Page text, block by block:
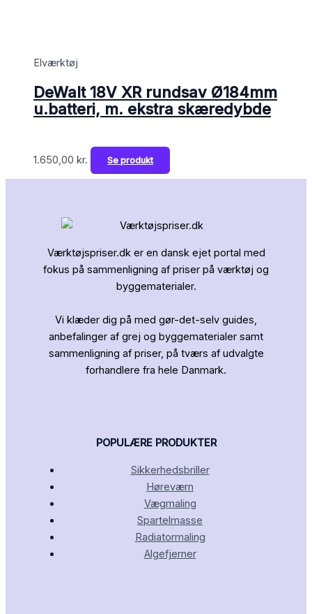
Elværktøj
DeWalt 18V XR rundsav Ø184mm
u.batteri, m. ekstra skæredybde
1.650,00 kr. Se produkt
Værktøjspriser.dk er en dansk ejet portal med
fokus på sammenligning af priser på værktøj og
byggematerialer.
Vi klæder dig på med gør-det-selv guides,
anbefalinger af grej og byggematerialer samt
sammenligning af priser, på tværs af udvalgte
forhandlere fra hele Danmark.
POPULÆRE PRODUKTER
Sikkerhedsbriller
Høreværn
Vægmaling
Spartelmasse
Radiatormaling
Algefjerner